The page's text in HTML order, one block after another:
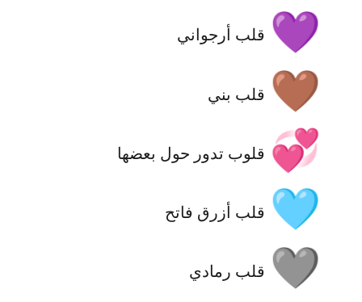
💜 قلب أرجواني
🤎 قلب بني
💞 قلوب تدور حول بعضها
🩵 قلب أزرق فاتح
🩶 قلب رمادي